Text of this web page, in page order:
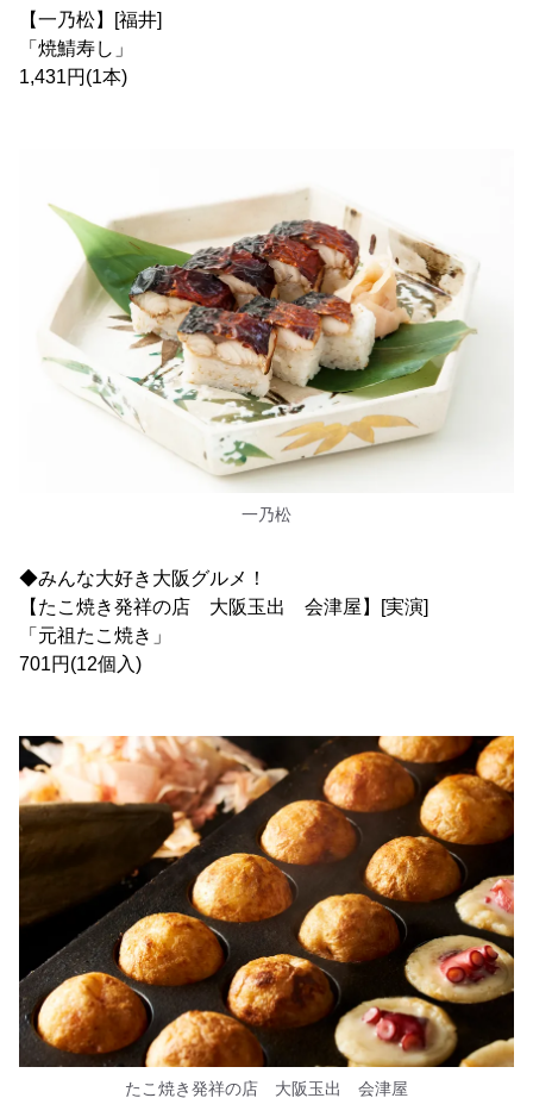
【一乃松】[福井]
「焼鯖寿し」
1,431円(1本)
一乃松
◆みんな大好き大阪グルメ！
【たこ焼き発祥の店 大阪玉出 会津屋】[実演]
「元祖たこ焼き」
701円(12個入)
たこ焼き発祥の店 大阪玉出 会津屋